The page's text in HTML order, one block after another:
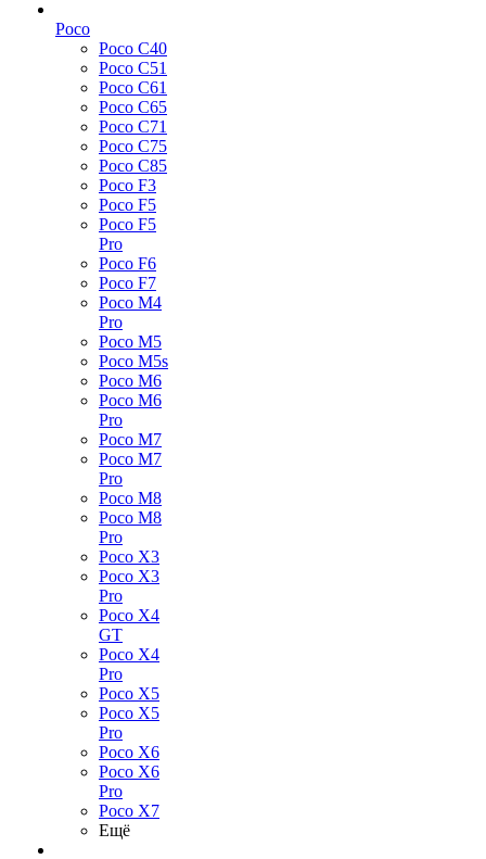
Poco
Poco C40
Poco C51
Poco C61
Poco C65
Poco C71
Poco C75
Poco C85
Poco F3
Poco F5
Poco F5
Pro
Poco F6
Poco F7
Poco M4
Pro
Poco M5
Poco M5s
Poco M6
Poco M6
Pro
Poco M7
Poco M7
Pro
Poco M8
Poco M8
Pro
Poco X3
Poco X3
Pro
Poco X4
GT
Poco X4
Pro
Poco X5
Poco X5
Pro
Poco X6
Poco X6
Pro
Poco X7
Ещё